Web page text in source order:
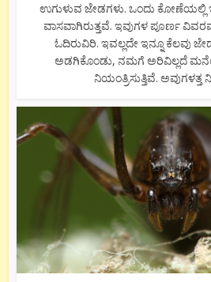
ಉಗುಳುವ ಜೇಡಗಳು. ಒಂದು ಕೋಣೆಯಲ್ಲಿ
ವಾಸವಾಗಿರುತ್ತವೆ. ಇವುಗಳ ಪೂರ್ಣ
ಓದಿರುವಿರಿ. ಇವಲ್ಲದೇ ಇನ್ನೂ ಕೆಲವು
ಅಡಗಿಕೊಂಡು, ನಮಗೆ ಅರಿವಿಲ್ಲದೆ
ನಿಯಂತ್ರಿಸುತ್ತಿವೆ. ಅವುಗಳತ್ತ